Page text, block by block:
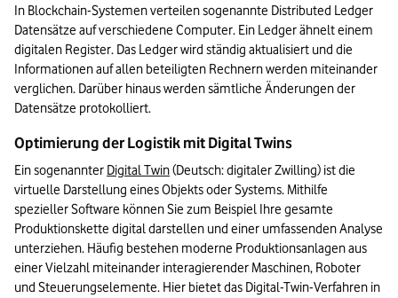
In Blockchain-Systemen verteilen sogenannte Distributed Ledger
Datensätze auf verschiedene Computer. Ein Ledger ähnelt einem
digitalen Register. Das Ledger wird ständig aktualisiert und die
Informationen auf allen beteiligten Rechnern werden miteinander
verglichen. Darüber hinaus werden sämtliche Änderungen der
Datensätze protokolliert.
Optimierung der Logistik mit Digital Twins
Ein sogenannter Digital Twin (Deutsch: digitaler Zwilling) ist die
virtuelle Darstellung eines Objekts oder Systems. Mithilfe
spezieller Software können Sie zum Beispiel Ihre gesamte
Produktionskette digital darstellen und einer umfassenden Analyse
unterziehen. Häufig bestehen moderne Produktionsanlagen aus
einer Vielzahl miteinander interagierender Maschinen, Roboter
und Steuerungselemente. Hier bietet das Digital-Twin-Verfahren in